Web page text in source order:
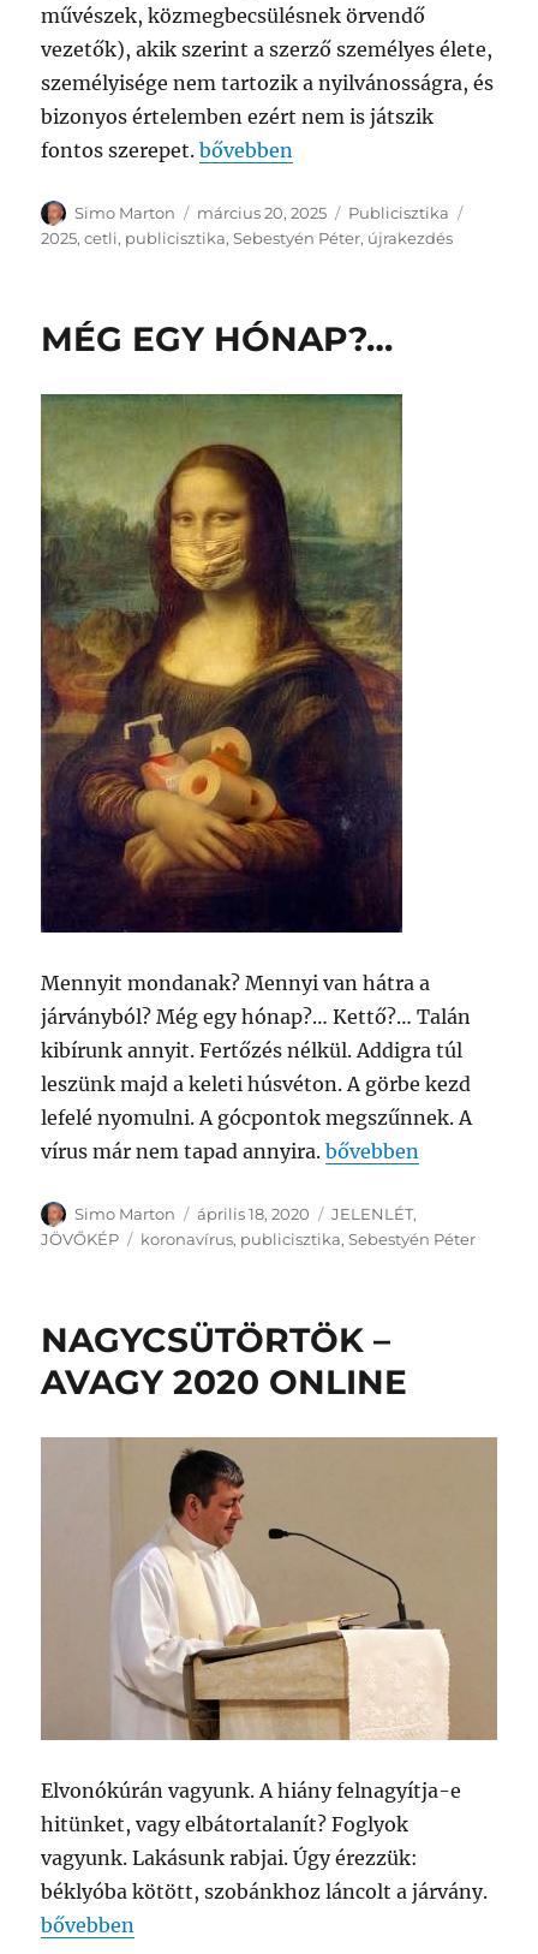
művészek, közmegbecsülésnek örvendő
vezetők), akik szerint a szerző személyes élete,
személyisége nem tartozik a nyilvánosságra, és
bizonyos értelemben ezért nem is játszik
fontos szerepet.„ESPÉCETLIK 25/4 – HÓVIRÁG”
bővebben
Szerző
Simo Marton Közzétéve
március 20, 2025 Kategória
Publicisztika
2025,cetli, publicisztika,Sebestyén Péter, újrakezdés
MÉG EGY HÓNAP?…
Mennyit mondanak? Mennyi van hátra a
járványból? Még egy hónap?… Kettő?… Talán
kibírunk annyit. Fertőzés nélkül. Addigra túl
leszünk majd a keleti húsvéton. A görbe kezd
lefelé nyomulni. A gócpontok megszűnnek. A
vírus már nem tapad annyira.„MÉG EGY HÓNAP?…”
bővebben
Szerző
Simo Marton Közzétéve
április 18, 2020 Kategória
JELENLÉT,
JÖVŐKÉP
Címke
koronavírus, publicisztika,Sebestyén Péter
NAGYCSÜTÖRTÖK –
AVAGY 2020 ONLINE
Elvonókúrán vagyunk. A hiány felnagyítja-e
hitünket, vagy elbátortalanít? Foglyok
vagyunk. Lakásunk rabjai. Úgy érezzük:
béklyóba kötött, szobánkhoz láncolt a járvány.
„NAGYCSÜTÖRTÖK – AVAGY 2020 ONLINE”
bővebben